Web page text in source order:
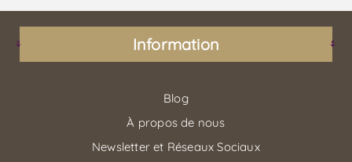
Information
Blog
À propos de nous
Newsletter et Réseaux Sociaux